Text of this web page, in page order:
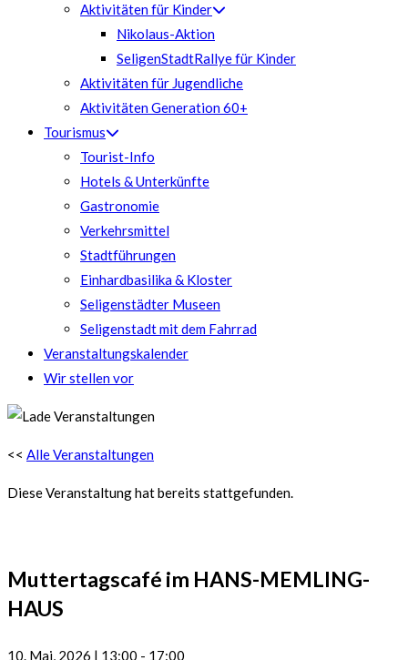
Aktivitäten für Kinder
Nikolaus-Aktion
SeligenStadtRallye für Kinder
Aktivitäten für Jugendliche
Aktivitäten Generation 60+
Tourismus
Tourist-Info
Hotels & Unterkünfte
Gastronomie
Verkehrsmittel
Stadtführungen
Einhardbasilika & Kloster
Seligenstädter Museen
Seligenstadt mit dem Fahrrad
Veranstaltungskalender
Wir stellen vor
<< Alle Veranstaltungen
Diese Veranstaltung hat bereits stattgefunden.
Muttertagscafé im HANS-MEMLING-
HAUS
10. Mai, 2026 | 13:00 - 17:00